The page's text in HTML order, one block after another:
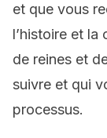
et que vous
l’histoire et la
de reines et
suivre et qui
processus.